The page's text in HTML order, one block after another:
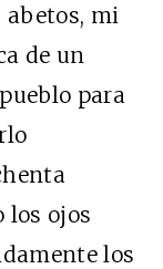
mi
de un
para
los ojos
los